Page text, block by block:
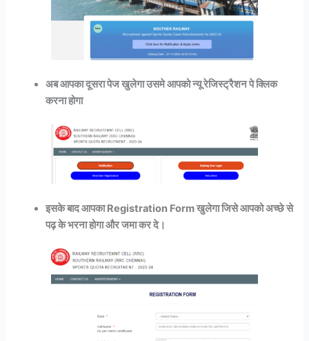
अब आपका दूसरा पेज खुलेगा उसमे आपको न्यू रेजिस्ट्रैशन पे क्लिक
करना होगा
इसके बाद आपका Registration Form खुलेगा जिसे आपको अच्छे से
पढ़ के भरना होगा और जमा कर दे।